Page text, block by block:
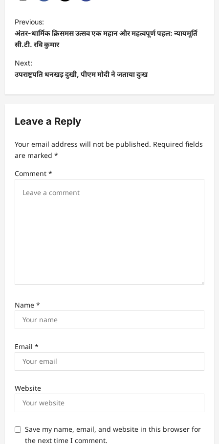
o
s
t
n
a
i
a
i
Previous:
अंतर-धार्मिक क्रिसमस उत्सव एक महान और महत्वपूर्ण पहल: न्यायमूर्ति
सी.टी. रवि कुमार
Next:
उपराष्ट्रपति धनखड़ दुखी, पीएम मोदी ने जताया दुःख
Leave a Reply
Your email address will not be published. Required fields
are marked *
Comment *
Name *
Email *
Website
Save my name, email, and website in this browser for
the next time I comment.